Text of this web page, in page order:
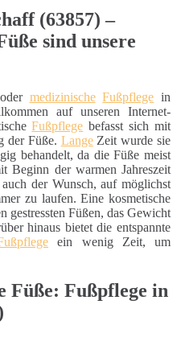
(63857) –
sind unsere
medizinische Fußpflege in
auf unseren Internet-
Fußpflege befasst sich mit
der Füße. LangeZeit wurde sie
behandelt, da die Füße meist
Beginn der warmen Jahreszeit
der Wunsch, auf möglichst
zu laufen. Eine kosmetische
gestressten Füßen, das Gewicht
hinaus bietet die entspannte
ein wenig Zeit, um
Füße: Fußpflege in